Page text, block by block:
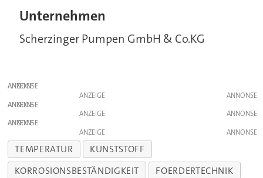
Unternehmen
Scherzinger Pumpen GmbH & Co.KG
ANZEIGE
ANZEIGE
ANZEIGE
ANZEIGE
ANZEIGE
ANZEIGE
TEMPERATUR
KUNSTSTOFF
KORROSIONSBESTÄNDIGKEIT
FOERDERTECHNIK